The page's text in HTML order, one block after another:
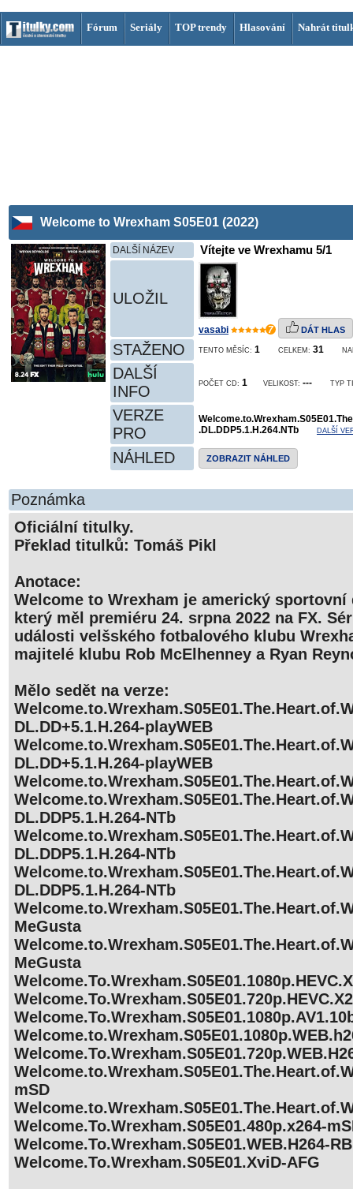
Fórum Seriály TOP trendy Hlasování Nahrát
Welcome to Wrexham S05E01 (2022)
DALŠÍ NÁZEV Vítejte ve Wrexhamu 5/1
ULOŽIL
vasabi 7 DÁT HLAS
STAŽENO TENTO MĚSÍC: 1 CELKEM: 31
DALŠÍ
INFO
POČET CD: 1 VELIKOST: --- TYP
VERZE
PRO
.DL.DDP5.1.H.264.NTb
DALŠÍ
NÁHLED ZOBRAZIT NÁHLED
Poznámka
Oficiální titulky.
Překlad titulků: Tomáš Pikl
Anotace:
Welcome to Wrexham je americký
který měl premiéru 24. srpna 2022 na FX.
události velšského fotbalového klubu
majitelé klubu Rob McElhenney a Ryan
Mělo sedět na verze:
DL.DD+5.1.H.264-playWEB
DL.DD+5.1.H.264-playWEB
DL.DDP5.1.H.264-NTb
DL.DDP5.1.H.264-NTb
DL.DDP5.1.H.264-NTb
MeGusta
MeGusta
mSD
Welcome.To.Wrexham.S05E01.480p.x264-
Welcome.To.Wrexham.S05E01.WEB.H264-
Welcome.To.Wrexham.S05E01.XviD-AFG